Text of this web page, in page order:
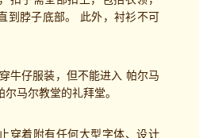
脖子底部。 此外，衬衫不可
牛仔服装，但不能进入 帕尔马
马尔教堂的礼拜堂。